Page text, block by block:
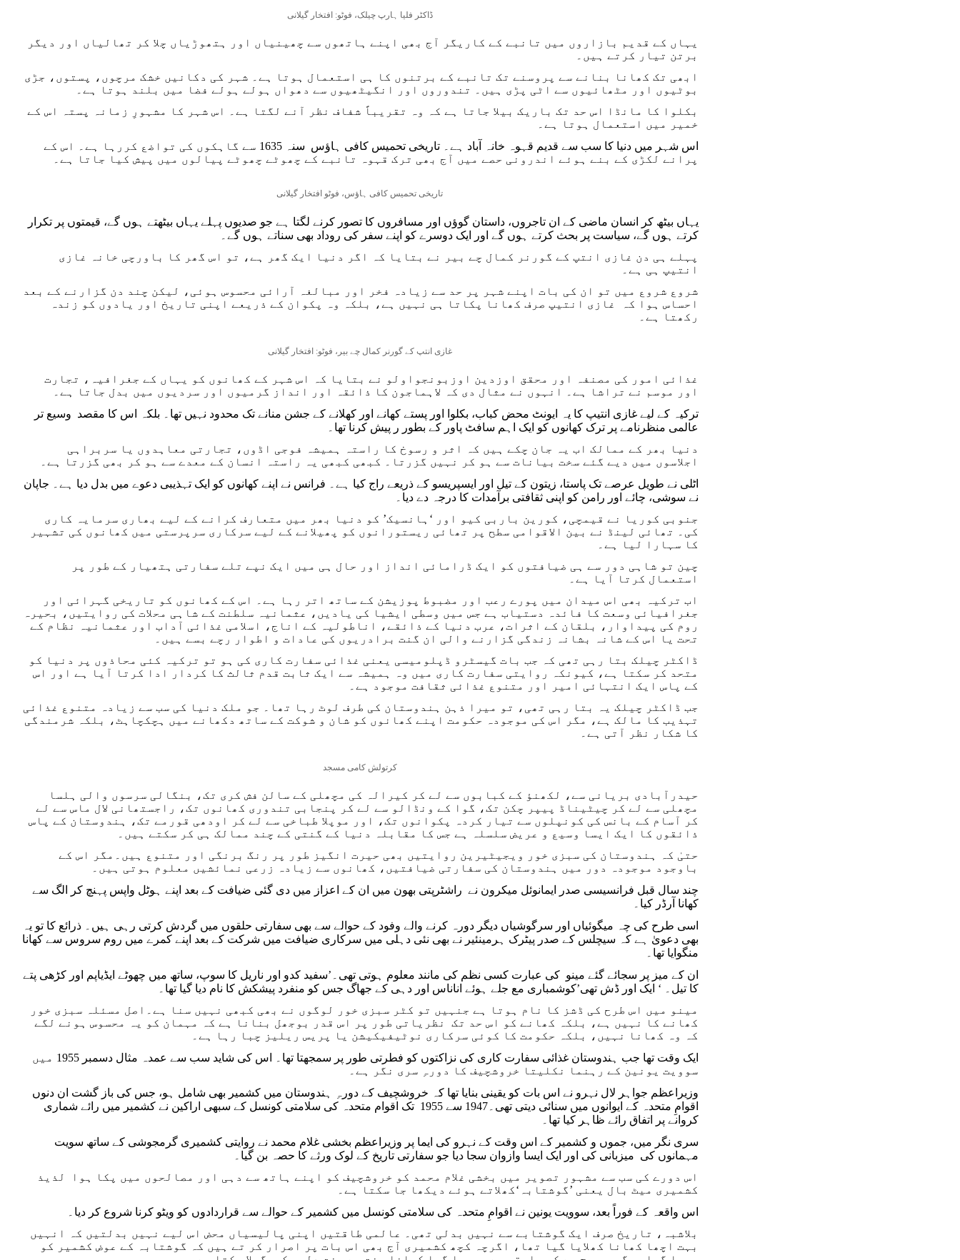
ڈاکٹر فلیا ہارپ چیلک، فوٹو: افتخار گیلانی
یہاں کے قدیم بازاروں میں تانبے کے کاریگر آج بھی اپنے ہاتھوں سے چھینیاں اور ہتھوڑیاں چلا کر تھالیاں اور دیگر
برتن تیار کرتے ہیں۔
ابھی تک کھانا بنانے سے پروسنے تک تانبے کے برتنوں کا ہی استعمال ہوتا ہے۔ شہر کی دکانیں خشک مرچوں، پستوں، جڑی
بوٹیوں اور مٹھائیوں سے اٹی پڑی ہیں۔ تندوروں اور انگیٹھیوں سے دھواں ہولے ہولے فضا میں بلند ہوتا ہے۔
بکلوا کا مانڈا اس حد تک باریک بیلا جاتا ہے کہ وہ تقریباً شفاف نظر آنے لگتا ہے۔ اس شہر کا مشہورِ زمانہ پستہ اس کے
خمیر میں استعمال ہوتا ہے۔
اس شہر میں دنیا کا سب سے قدیم قہوہ خانہ آباد ہے۔ تاریخی تحمیس کافی ہاؤس سنہ 1635 سے گاہکوں کی تواضع کررہا ہے۔ اس کے
پرانے لکڑی کے بنے ہوئے اندرونی حصے میں آج بھی ترک قہوہ تانبے کے چھوٹے چھوٹے پیالوں میں پیش کیا جاتا ہے۔
تاریخی تحمیس کافی ہاؤس، فوٹو افتخار گیلانی
یہاں بیٹھ کر انسان ماضی کے ان تاجروں، داستان گوؤں اور مسافروں کا تصور کرنے لگتا ہے جو صدیوں پہلے یہاں بیٹھتے ہوں گے، قیمتوں پر تکرار
کرتے ہوں گے، سیاست پر بحث کرتے ہوں گے اور ایک دوسرے کو اپنے سفر کی روداد بھی سناتے ہوں گے۔
پہلے ہی دن غازی انتپ کے گورنر کمال چے بیر نے بتایا کہ اگر دنیا ایک گھر ہے، تو اس گھر کا باورچی خانہ غازی
انتیپ ہی ہے۔
شروع شروع میں تو ان کی بات اپنے شہر پر حد سے زیادہ فخر اور مبالغہ آرائی محسوس ہوئی، لیکن چند دن گزارنے کے بعد
احساس ہوا کہ غازی انتیپ صرف کھانا پکاتا ہی نہیں ہے، بلکہ وہ پکوان کے ذریعے اپنی تاریخ اور یادوں کو زندہ
رکھتا ہے۔
غازی انتپ کے گورنر کمال چے بیر، فوٹو: افتخار گیلانی
غذائی امور کی مصنفہ اور محقق اوزدین اوزبونجواولو نے بتایا کہ اس شہر کے کھانوں کو یہاں کے جغرافیہ، تجارت
اور موسم نے تراشا ہے۔ انہوں نے مثال دی کہ لاہماجون کا ذائقہ اور انداز گرمیوں اور سردیوں میں بدل جاتا ہے۔
ترکیہ کے لیے غازی انتیپ کا یہ ایونٹ محض کباب، بکلوا اور پستے کھانے اور کھلانے کے جشن منانے تک محدود نہیں تھا۔ بلکہ اس کا مقصد وسیع تر
عالمی منظرنامے پر ترک کھانوں کو ایک اہم سافٹ پاور کے بطور ر پیش کرنا تھا۔
دنیا بھر کے ممالک اب یہ جان چکے ہیں کہ اثر و رسوخ کا راستہ ہمیشہ فوجی اڈوں، تجارتی معاہدوں یا سربراہی
اجلاسوں میں دیے گئے سخت بیانات سے ہو کر نہیں گزرتا۔ کبھی کبھی یہ راستہ انسان کے معدے سے ہو کر بھی گزرتا ہے۔
اٹلی نے طویل عرصے تک پاستا، زیتون کے تیل اور ایسپریسو کے ذریعے راج کیا ہے۔ فرانس نے اپنے کھانوں کو ایک تہذیبی دعوے میں بدل دیا ہے۔ جاپان
نے سوشی، چائے اور رامن کو اپنی ثقافتی برآمدات کا درجہ دے دیا۔
جنوبی کوریا نے قیمچی، کورین باربی کیو اور ‘ہانسیک’ کو دنیا بھر میں متعارف کرانے کے لیے بھاری سرمایہ کاری
کی۔ تھائی لینڈ نے بین الاقوامی سطح پر تھائی ریستورانوں کو پھیلانے کے لیے سرکاری سرپرستی میں کھانوں کی تشہیر
کا سہارا لیا ہے۔
چین تو شاہی دور سے ہی ضیافتوں کو ایک ڈرامائی انداز اور حال ہی میں ایک نپے تلے سفارتی ہتھیار کے طور پر
استعمال کرتا آیا ہے۔
اب ترکیہ بھی اس میدان میں پورے رعب اور مضبوط پوزیشن کے ساتھ اتر رہا ہے۔ اس کے کھانوں کو تاریخی گہرائی اور
جغرافیائی وسعت کا فائدہ دستیاب ہے جس میں وسطی ایشیا کی یادیں، عثمانیہ سلطنت کے شاہی محلات کی روایتیں، بحیرہ
روم کی پیداوار، بلقان کے اثرات، عرب دنیا کے ذائقے، اناطولیہ کے اناج، اسلامی غذائی آداب اور عثمانیہ نظام کے
تحت یا اس کے شانہ بشانہ زندگی گزارنے والی ان گنت برادریوں کی عادات و اطوار رچے بسے ہیں۔
ڈاکٹر چیلک بتا رہی تھی کہ جب بات گیسٹرو ڈپلومیسی یعنی غذائی سفارت کاری کی ہو تو ترکیہ کئی محاذوں پر دنیا کو
متحد کر سکتا ہے، کیونکہ روایتی سفارت کاری میں وہ ہمیشہ سے ایک ثابت قدم ثالث کا کردار ادا کرتا آیا ہے اور اس
کے پاس ایک انتہائی امیر اور متنوع غذائی ثقافت موجود ہے۔
جب ڈاکٹر چیلک یہ بتا رہی تھی، تو میرا ذہن ہندوستان کی طرف لوٹ رہا تھا۔ جو ملک دنیا کی سب سے زیادہ متنوع غذائی
تہذیب کا مالک ہے، مگر اس کی موجودہ حکومت اپنے کھانوں کو شان و شوکت کے ساتھ دکھانے میں ہچکچاہٹ، بلکہ شرمندگی
کا شکار نظر آتی ہے۔
کرتولش کامی مسجد
حیدرآبادی بریانی سے، لکھنؤ کے کبابوں سے لے کر کیرالہ کی مچھلی کے سالن فش کری تک، بنگالی سرسوں والی ہلسا
مچھلی سے لے کر چیٹیناڈ پیپر چکن تک، گوا کے ونڈالو سے لے کر پنجابی تندوری کھانوں تک، راجستھانی لال ماس سے لے
کر آسام کے بانس کی کونپلوں سے تیار کردہ پکوانوں تک، اور موپلا طباخی سے لے کر اودھی قورمے تک، ہندوستان کے پاس
ذائقوں کا ایک ایسا وسیع و عریض سلسلہ ہے جس کا مقابلہ دنیا کے گنتی کے چند ممالک ہی کر سکتے ہیں۔
حتیٰ کہ ہندوستان کی سبزی خور ویجیٹیرین روایتیں بھی حیرت انگیز طور پر رنگ برنگی اور متنوع ہیں۔مگر اس کے
باوجود موجودہ دور میں ہندوستان کی سفارتی ضیافتیں، کھانوں سے زیادہ زرعی نمائشیں معلوم ہوتی ہیں۔
چند سال قبل فرانسیسی صدر ایمانوئل میکرون نے راشٹرپتی بھون میں ان کے اعزاز میں دی گئی ضیافت کے بعد اپنے ہوٹل واپس پہنچ کر الگ سے
کھانا آرڈر کیا۔
اسی طرح کی چہ میگوئیاں اور سرگوشیاں دیگر دورہ کرنے والے وفود کے حوالے سے بھی سفارتی حلقوں میں گردش کرتی رہی ہیں۔ ذرائع کا تو یہ
بھی دعویٰ ہے کہ سیچلس کے صدر پیٹرک ہرمینئیر نے بھی نئی دہلی میں سرکاری ضیافت میں شرکت کے بعد اپنے کمرے میں روم سروس سے کھانا
منگوایا تھا۔
ان کے میز پر سجائے گئے مینو کی عبارت کسی نظم کی مانند معلوم ہوتی تھی۔’سفید کدو اور ناریل کا سوپ، ساتھ میں چھوٹے ایڈیاپم اور کڑھی پتے
کا تیل۔ ‘ ایک اور ڈش تھی’کوشمباری مع جلے ہوئے اناناس اور دہی کے جھاگ جس کو منفرد پیشکش کا نام دیا گیا تھا۔
مینو میں اس طرح کی ڈشز کا نام ہوتا ہے جنہیں تو کٹر سبزی خور لوگوں نے بھی کبھی نہیں سنا ہے۔اصل مسئلہ سبزی خور
کھانے کا نہیں ہے، بلکہ کھانے کو اس حد تک نظریاتی طور پر اس قدر بوجھل بنانا ہے کہ مہمان کو یہ محسوس ہونے لگے
کہ وہ کھانا نہیں، بلکہ حکومت کا کوئی سرکاری نوٹیفیکیشن یا پریس ریلیز چبا رہا ہے۔
ایک وقت تھا جب ہندوستان غذائی سفارت کاری کی نزاکتوں کو فطرتی طور پر سمجھتا تھا۔ اس کی شاید سب سے عمدہ مثال دسمبر 1955 میں
سوویت یونین کے رہنما نکلیتا خروشچیف کا دورہِ سری نگر ہے۔
وزیراعظم جواہر لال نہرو نے اس بات کو یقینی بنایا تھا کہ خروشچیف کے دورہِ ہندوستان میں کشمیر بھی شامل ہو، جس کی باز گشت ان دنوں
اقوامِ متحدہ کے ایوانوں میں سنائی دیتی تھی۔1947 سے 1955 تک اقوام متحدہ کی سلامتی کونسل کے سبھی اراکین نے کشمیر میں رائے شماری
کروانے پر اتفاق رائے ظاہر کیا تھا۔
سری نگر میں، جموں و کشمیر کے اس وقت کے نہرو کی ایما پر وزیراعظم بخشی غلام محمد نے روایتی کشمیری گرمجوشی کے ساتھ سویت
مہمانوں کی میزبانی کی اور ایک ایسا وازوان سجا دیا جو سفارتی تاریخ کے لوک ورثے کا حصہ بن گیا۔
اس دورے کی سب سے مشہور تصویر میں بخشی غلام محمد کو خروشچیف کو اپنے ہاتھ سے دہی اور مصالحوں میں پکا ہوا لذیذ
کشمیری میٹ بال یعنی ’گوشتابہ‘کھلاتے ہوئے دیکھا جا سکتا ہے۔
اس واقعہ کے فوراً بعد، سوویت یونین نے اقوامِ متحدہ کی سلامتی کونسل میں کشمیر کے حوالے سے قراردادوں کو ویٹو کرنا شروع کر دیا۔
بلاشبہ، تاریخ صرف ایک گوشتابے سے نہیں بدلی تھی۔ عالمی طاقتیں اپنی پالیسیاں محض اس لیے نہیں بدلتیں کہ انہیں
بہت اچھا کھانا کھلایا گیا تھا، اگرچہ کچھ کشمیری آج بھی اس بات پر اصرار کر تے ہیں کہ گوشتابہ کے عوض کشمیر کو